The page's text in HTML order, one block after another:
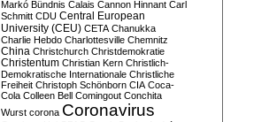
Markó Bündnis Calais Cannon Hinnant Carl
Schmitt CDU Central European
University (CEU) CETA Chanukka
Charlie Hebdo Charlottesville Chemnitz
China Christchurch Christdemokratie
Christentum Christian Kern Christlich-
Demokratische Internationale Christliche
Freiheit Christoph Schönborn CIA Coca-
Cola Colleen Bell Comingout Conchita
Wurst corona Coronavirus